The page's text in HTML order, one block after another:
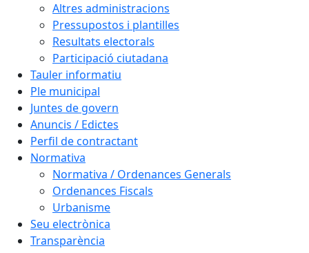
Altres administracions
Pressupostos i plantilles
Resultats electorals
Participació ciutadana
Tauler informatiu
Ple municipal
Juntes de govern
Anuncis / Edictes
Perfil de contractant
Normativa
Normativa / Ordenances Generals
Ordenances Fiscals
Urbanisme
Seu electrònica
Transparència